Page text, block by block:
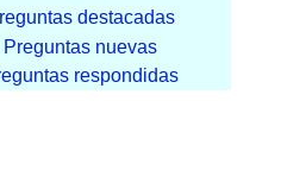
destacadas
Preguntas nuevas
respondidas